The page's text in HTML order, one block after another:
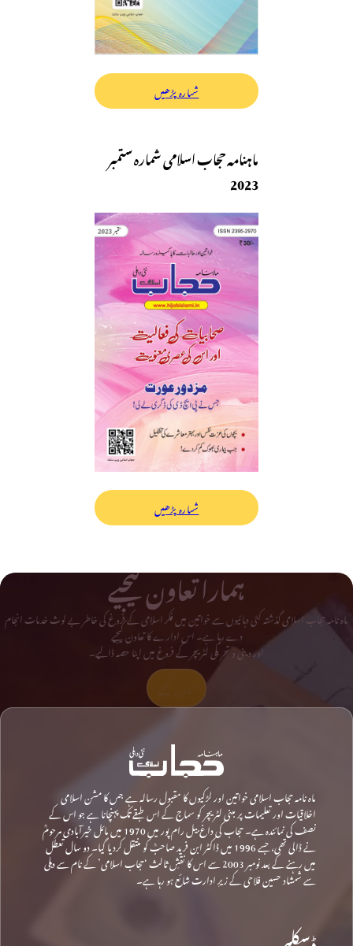
شمارہ پڑھیں
ماہنامہ حجاب اسلامی شمارہ ستمبر
2023
شمارہ پڑھیں
ہمارا تعاون کیجیے
ماہ نامہ حجاب اسلامی گذشتہ کئی دہائیوں سے خواتین میں فکر اسلامی کے فروغ کی خاطر بے لوث خدمات انجام
دے رہا ہے۔ اس ادارے کا تعاون کیجیے
اور دینی و تحریکی لٹریچر کے فروغ میں اپنا حصہ ڈالیے۔
ماہ نامہ حجاب اسلامی خواتین اور لڑکیوں کا مقبول رسالہ ہے جس کا مشن اسلامی
اخلاقیات اور تعلیمات پر مبنی لٹریچر کو سماج کے اس طبقے تک پہنچانا ہے جو اس کے
نصف کی نمائندہ ہے۔ حجاب کی داغ بیل رام پور میں 1970 میں مائل خیرآبادی مرحومؒ
نے ڈالی تھی، جسے 1996 میں ڈاکٹر ابن فرید صاحبؒ کو منتقل کردیا گیا۔ دو سال تعطل
میں رہنے کے بعد نومبر 2003 سے اس کا نقشِ ثالث ‘حجاب اسلامی’ کے نام سے دہلی
سے شمشاد حسین فلاحی کے زیرِ ادارت شائع ہو رہا ہے۔